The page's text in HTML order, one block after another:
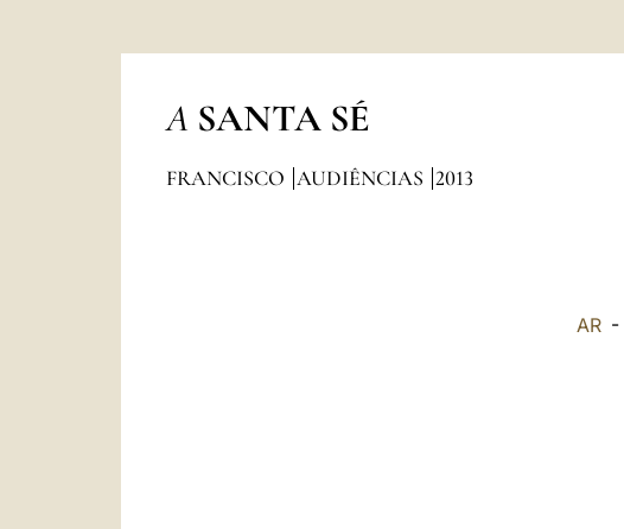
A SANTA SÉ
FRANCISCO AUDIÊNCIAS 2013
AR-